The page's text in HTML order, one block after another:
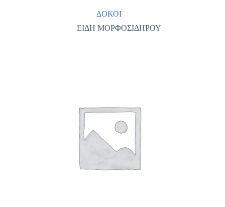
ΔΟΚΟΙ
ΕΙΔΗ ΜΟΡΦΟΣΙΔΗΡΟΥ